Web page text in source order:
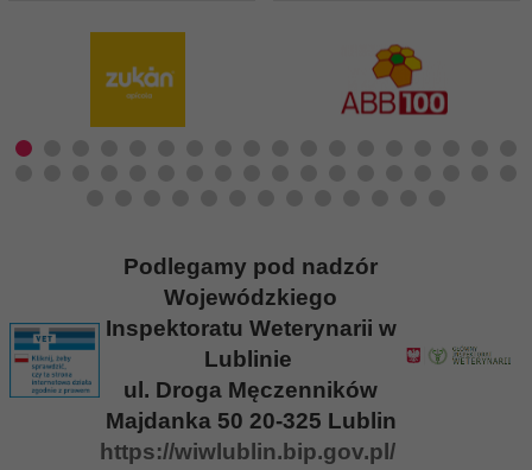
Podlegamy pod nadzór
Wojewódzkiego
Inspektoratu Weterynarii w
Lublinie
ul. Droga Męczenników
Majdanka 50 20-325 Lublin
https://wiwlublin.bip.gov.pl/